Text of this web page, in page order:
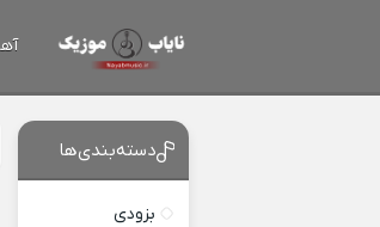
دسته‌بندی‌ها
بزودی